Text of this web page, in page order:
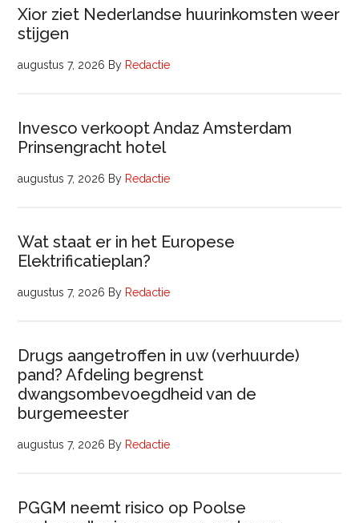
Xior ziet Nederlandse huurinkomsten weer
stijgen
augustus 7, 2026 By Redactie
Invesco verkoopt Andaz Amsterdam
Prinsengracht hotel
augustus 7, 2026 By Redactie
Wat staat er in het Europese
Elektrificatieplan?
augustus 7, 2026 By Redactie
Drugs aangetroffen in uw (verhuurde)
pand? Afdeling begrenst
dwangsombevoegdheid van de
burgemeester
augustus 7, 2026 By Redactie
PGGM neemt risico op Poolse